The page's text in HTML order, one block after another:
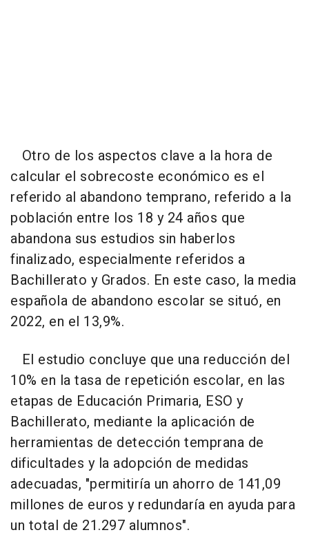
Otro de los aspectos clave a la hora de
calcular el sobrecoste económico es el
referido al abandono temprano, referido a la
población entre los 18 y 24 años que
abandona sus estudios sin haberlos
finalizado, especialmente referidos a
Bachillerato y Grados. En este caso, la media
española de abandono escolar se situó, en
2022, en el 13,9%.
El estudio concluye que una reducción del
10% en la tasa de repetición escolar, en las
etapas de Educación Primaria, ESO y
Bachillerato, mediante la aplicación de
herramientas de detección temprana de
dificultades y la adopción de medidas
adecuadas, "permitiría un ahorro de 141,09
millones de euros y redundaría en ayuda para
un total de 21.297 alumnos".